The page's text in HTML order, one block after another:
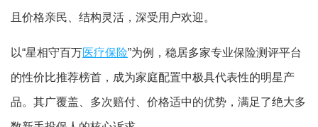
且价格亲民、结构灵活，深受用户欢迎。
以“星相守百万医疗保险”为例，稳居多家专业保险测评平台
的性价比推荐榜首，成为家庭配置中极具代表性的明星产
品。其广覆盖、多次赔付、价格适中的优势，满足了绝大多